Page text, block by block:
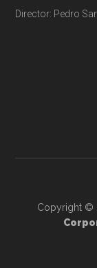
Director: Pedro
Copyright ©